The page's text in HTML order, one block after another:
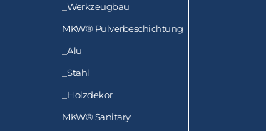
Werkzeugbau
MKW® Pulverbeschichtung
Alu
Stahl
Holzdekor
MKW® Sanitary